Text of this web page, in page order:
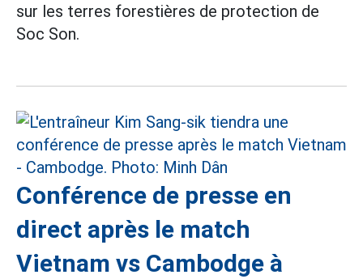
sur les terres forestières de protection de
Soc Son.
Conférence de presse en
direct après le match
Vietnam vs Cambodge à